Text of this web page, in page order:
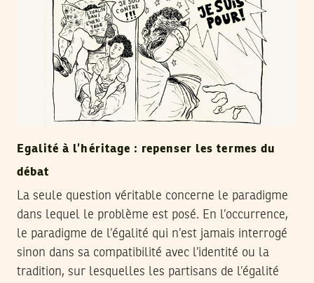
Egalité à l’héritage : repenser les termes du
débat
La seule question véritable concerne le paradigme
dans lequel le problème est posé. En l’occurrence,
le paradigme de l’égalité qui n’est jamais interrogé
sinon dans sa compatibilité avec l’identité ou la
tradition, sur lesquelles les partisans de l’égalité